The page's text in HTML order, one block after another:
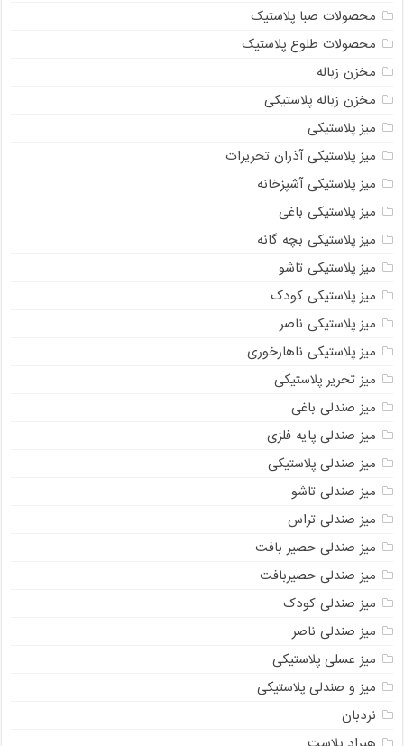
محصولات صبا پلاستیک
محصولات طلوع پلاستیک
مخزن زباله
مخزن زباله پلاستیکی
میز پلاستیکی
میز پلاستیکی آذران تحریرات
میز پلاستیکی آشپزخانه
میز پلاستیکی باغی
میز پلاستیکی بچه گانه
میز پلاستیکی تاشو
میز پلاستیکی کودک
میز پلاستیکی ناصر
میز پلاستیکی ناهارخوری
میز تحریر پلاستیکی
میز صندلی باغی
میز صندلی پایه فلزی
میز صندلی پلاستیکی
میز صندلی تاشو
میز صندلی تراس
میز صندلی حصیر بافت
میز صندلی حصیربافت
میز صندلی کودک
میز صندلی ناصر
میز عسلی پلاستیکی
میز و صندلی پلاستیکی
نردبان